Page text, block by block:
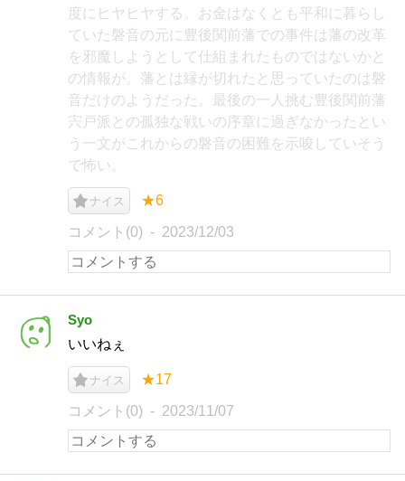
度にヒヤヒヤする。お金はなくとも平和に暮らし
ていた磐音の元に豊後関前藩での事件は藩の改革
を邪魔しようとして仕組まれたものではないかと
の情報が。藩とは縁が切れたと思っていたのは磐
音だけのようだった。最後の一人挑む豊後関前藩
宍戸派との孤独な戦いの序章に過ぎなかったとい
う一文がこれからの磐音の困難を示唆していそう
で怖い。
ナイス ★6
コメント(0) 2023/12/03
Syo
いいねぇ
ナイス ★17
コメント(0) 2023/11/07